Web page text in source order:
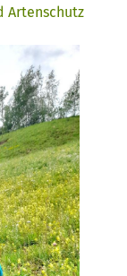
Artenschutz